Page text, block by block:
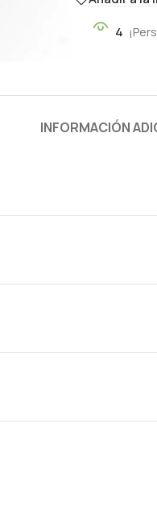
4
INFORMACIÓN